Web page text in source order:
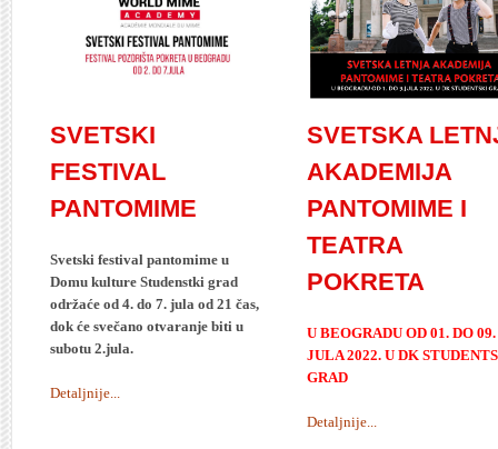
SVETSKI
FESTIVAL
PANTOMIME
Svetski festival pantomime u
Domu kulture Studenstki grad
održaće od 4. do 7. jula od 21 čas,
dok će svečano otvaranje biti u
subotu 2.jula.
Detaljnije...
SVETSKA
AKADEMIJA
PANTOMIME I
TEATRA
POKRETA
U BEOGRADU OD 01. DO 09.
JULA 2022. U DK
GRAD
Detaljnije...